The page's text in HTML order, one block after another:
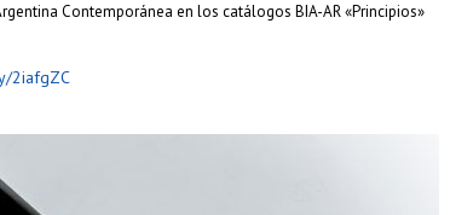
Contemporánea en los catálogos BIA-AR «Principios»
2iafgZC